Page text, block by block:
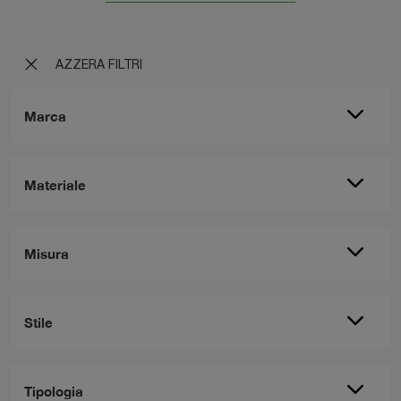
AZZERA FILTRI
Marca
Materiale
Misura
Stile
Tipologia